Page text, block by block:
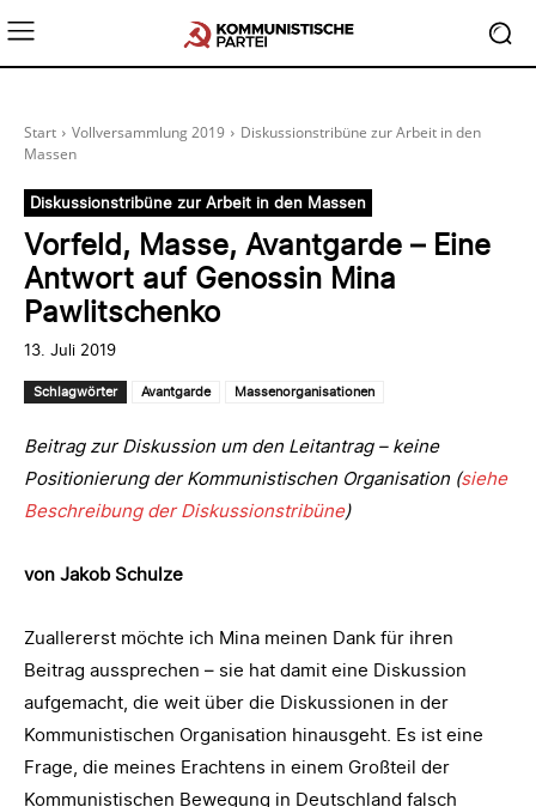
Start Vollversammlung 2019
Diskussionstribüne zur Arbeit in den
Massen
Diskussionstribüne zur Arbeit in den Massen
Vorfeld, Masse, Avantgarde – Eine
Antwort auf Genossin Mina
Pawlitschenko
13. Juli 2019
Schlagwörter Avantgarde Massenorganisationen
Beitrag zur Diskussion um den Leitantrag – keine
Positionierung der Kommunistischen Organisation (siehe
Beschreibung der Diskussionstribüne)
von Jakob Schulze
Zuallererst möchte ich Mina meinen Dank für ihren
Beitrag aussprechen – sie hat damit eine Diskussion
aufgemacht, die weit über die Diskussionen in der
Kommunistischen Organisation hinausgeht. Es ist eine
Frage, die meines Erachtens in einem Großteil der
Kommunistischen Bewegung in Deutschland falsch